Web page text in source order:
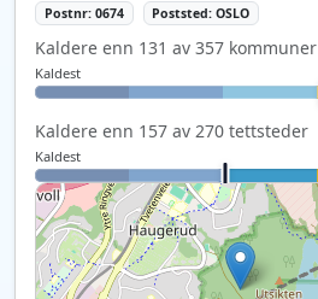
Postnr: 0674 Poststed: OSLO
Kaldere enn 131 av 357 kommuner
Kaldest
Kaldere enn 157 av 270 tettsteder
Kaldest